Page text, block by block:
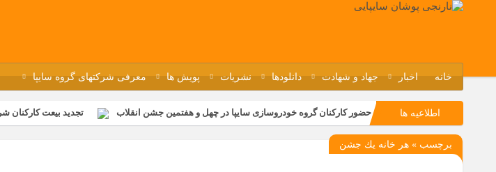
خانه اخبار جهاد و شهادت دانلودها نشریات پویش ها معرفی شرکتهای گروه سایپا
اطلاعیه ها حضور کارکنان گروه خودروسازی سایپا در چهل و هفتمین جشن انقلاب تجدید بیعت کارکنان
مسابقات ورزشی در مگاموتوربا استقبال کارکنان برگزار شد
برچسب » هر خانه يك جشن